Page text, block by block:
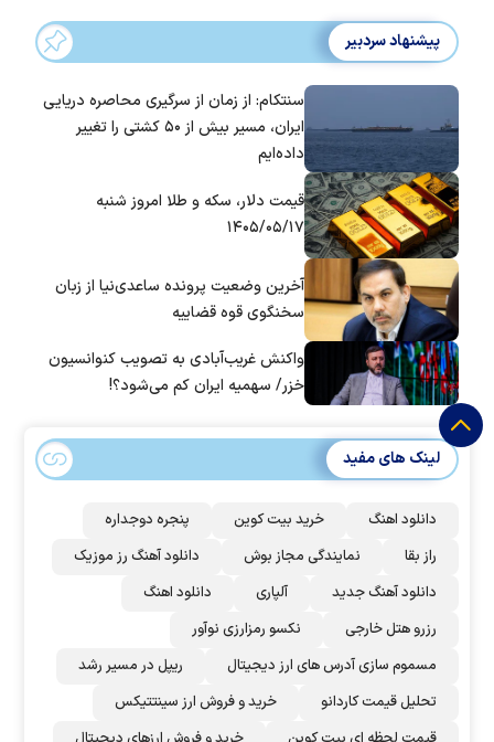
پیشنهاد سردبیر
سنتکام: از زمان از سرگیری محاصره دریایی
ایران، مسیر بیش از ۵۰ کشتی را تغییر
داده‌ایم
قیمت دلار، سکه و طلا امروز شنبه
۱۴۰۵/۰۵/۱۷
آخرین وضعیت پرونده ساعدی‌نیا از زبان
سخنگوی قوه قضاییه
واکنش غریب‌آبادی به تصویب کنوانسیون
خزر/ سهمیه ایران کم می‌شود؟!
لینک های مفید
دانلود اهنگ خرید بیت کوین
پنجره دوجداره
راز بقا
نمایندگی مجاز بوش
دانلود آهنگ رز‌ موزیک
دانلود آهنگ جدید
آلپاری
دانلود اهنگ
رزرو هتل خارجی
نکسو رمزارزی نوآور
مسموم سازی آدرس های ارز دیجیتال
ریپل در مسیر رشد
تحلیل قیمت کاردانو
خرید و فروش ارز سینتتیکس